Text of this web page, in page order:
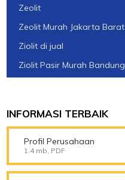
Zeolit
Zeolit Murah Jakarta Barat
Ziolit di jual
Ziolit Pasir Murah Bandung
INFORMASI TERBAIK
Profil Perusahaan
1.4 mb, PDF